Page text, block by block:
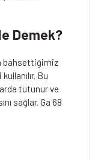
Demek?
bahsettiğimiz
Bu
tutunur ve
sağlar. Ga 68